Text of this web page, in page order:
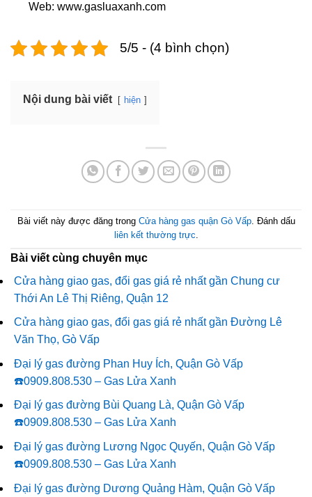
Web: www.gasluaxanh.com
5/5 - (4 bình chọn)
Nội dung bài viết hiện
Bài viết này được đăng trong Cửa hàng gas quận Gò Vấp. Đánh dấu
liên kết thường trực
Bài viết cùng chuyên mục
Cửa hàng giao gas, đổi gas giá rẻ nhất gần Chung cư
Thới An Lê Thị Riêng, Quận 12
Cửa hàng giao gas, đổi gas giá rẻ nhất gần Đường Lê
Văn Thọ, Gò Vấp
Đại lý gas đường Phan Huy Ích, Quận Gò Vấp
☎️0909.808.530 – Gas Lửa Xanh
Đại lý gas đường Bùi Quang Là, Quận Gò Vấp
☎️0909.808.530 – Gas Lửa Xanh
Đại lý gas đường Lương Ngọc Quyến, Quận Gò Vấp
☎️0909.808.530 – Gas Lửa Xanh
Đại lý gas đường Dương Quảng Hàm, Quận Gò Vấp